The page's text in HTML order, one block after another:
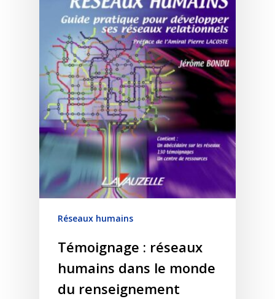
Réseaux humains
Témoignage : réseaux
humains dans le monde
du renseignement